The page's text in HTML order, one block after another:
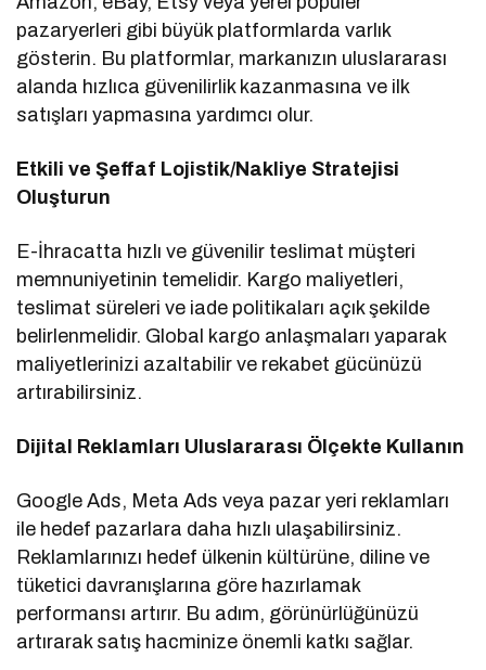
pazaryerleri gibi büyük platformlarda varlık
gösterin. Bu platformlar, markanızın uluslararası
alanda hızlıca güvenilirlik kazanmasına ve ilk
satışları yapmasına yardımcı olur.
Etkili ve Şeffaf Lojistik/Nakliye Stratejisi
Oluşturun
E-İhracatta hızlı ve güvenilir teslimat müşteri
memnuniyetinin temelidir. Kargo maliyetleri,
teslimat süreleri ve iade politikaları açık şekilde
belirlenmelidir. Global kargo anlaşmaları yaparak
maliyetlerinizi azaltabilir ve rekabet gücünüzü
artırabilirsiniz.
Dijital Reklamları Uluslararası Ölçekte Kullanın
Google Ads, Meta Ads veya pazar yeri reklamları
ile hedef pazarlara daha hızlı ulaşabilirsiniz.
Reklamlarınızı hedef ülkenin kültürüne, diline ve
tüketici davranışlarına göre hazırlamak
performansı artırır. Bu adım, görünürlüğünüzü
artırarak satış hacminize önemli katkı sağlar.